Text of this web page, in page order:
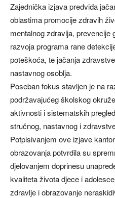
Zajednička izjava predviđa
oblastima promocije zdravih
mentalnog zdravlja, prevencije
razvoja programa rane
poteškoća, te jačanja
nastavnog osoblja.
Poseban fokus stavljen je na
podržavajućeg školskog
aktivnosti i sistematskih
stručnog, nastavnog i
Potpisivanjem ove izjave
obrazovanja potvrdila su
djelovanjem doprinesu
kvaliteta života djece i
zdravlje i obrazovanje